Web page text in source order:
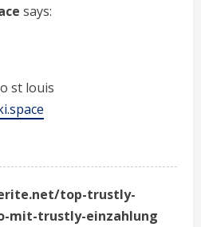
says:
st louis
top-trustly-
mit-trustly-einzahlung